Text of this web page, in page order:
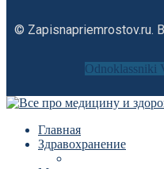
© Zapisnapriemrostov.ru.
Odnoklassniki
Главная
Здравохранение